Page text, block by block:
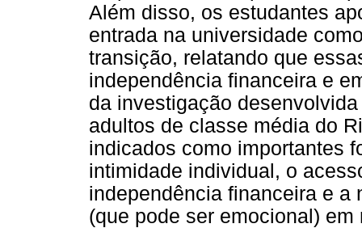
Além disso, os estudantes
entrada na universidade
transição, relatando que
independência financeira e
da investigação
adultos de classe média do
indicados como importantes
intimidade individual, o
independência financeira e a
(que pode ser emocional)